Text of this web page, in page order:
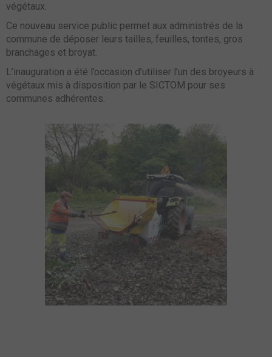
végétaux.
Ce nouveau service public permet aux administrés de la
commune de déposer leurs tailles, feuilles, tontes, gros
branchages et broyat.
L’inauguration a été l’occasion d’utiliser l’un des broyeurs à
végétaux mis à disposition par le SICTOM pour ses
communes adhérentes.